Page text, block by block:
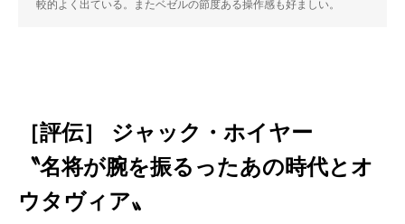
較的よく出ている。またベゼルの節度ある操作感も好ましい。
［評伝］ ジャック・ホイヤー
〝名将が腕を振るったあの時代とオ
ウタヴィア〟